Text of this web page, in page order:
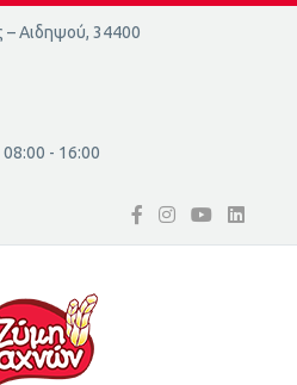
34400
– Αιδηψού, 34400
08:00 - 16:00